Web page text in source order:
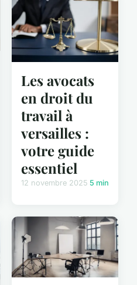
Les avocats
en droit du
travail à
versailles :
votre guide
essentiel
12 novembre 2025 5 min